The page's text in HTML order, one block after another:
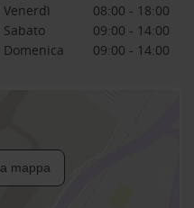
Venerdì
08:00 - 18:00
Sabato
09:00 - 14:00
Domenica
09:00 - 14:00
mappa